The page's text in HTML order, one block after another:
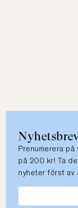
Prenumerera
på 200 kr! Ta
nyheter först av